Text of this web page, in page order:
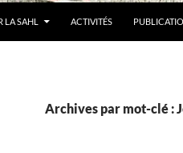
LA SAHL ACTIVITÉS
Archives par mot-clé :